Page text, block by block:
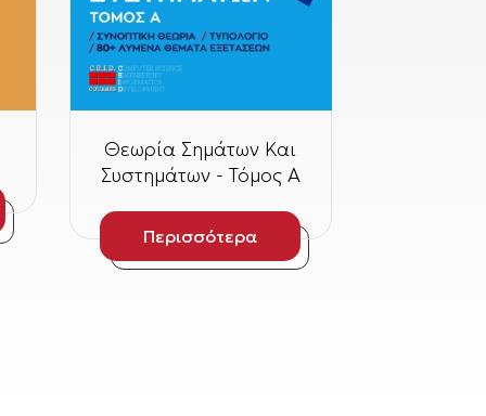
Θεωρία Σημάτων Και
Συστημάτων - Τόμος Α
Περισσότερα